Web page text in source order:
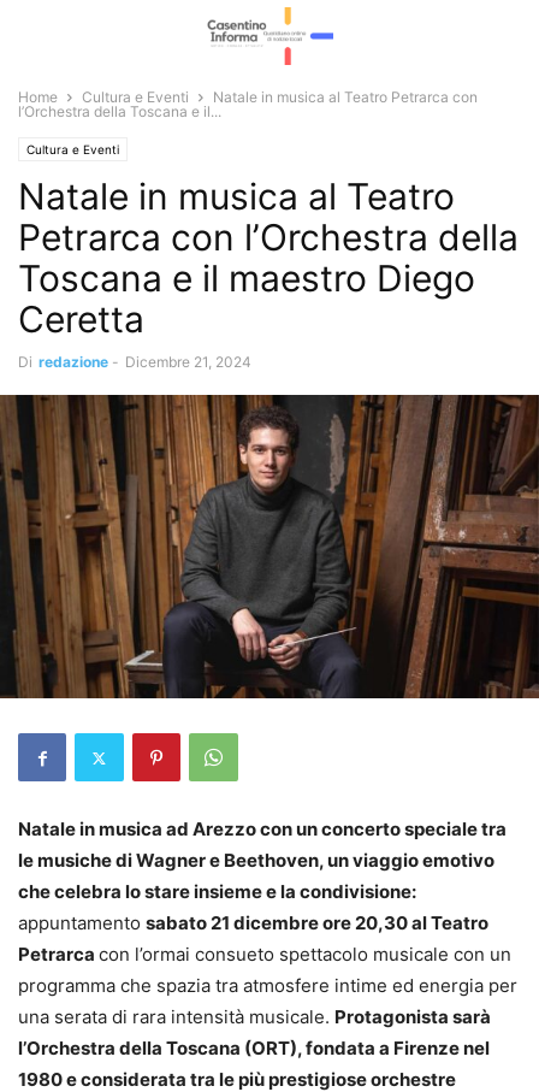
Home Cultura e Eventi
Natale in musica al Teatro Petrarca con
l’Orchestra della Toscana e il...
Cultura e Eventi
Natale in musica al Teatro
Petrarca con l’Orchestra della
Toscana e il maestro Diego
Ceretta
Di redazione - Dicembre 21, 2024
Natale in musica ad Arezzo con un concerto speciale tra
le musiche di Wagner e Beethoven, un viaggio emotivo
che celebra lo stare insieme e la condivisione:
appuntamento sabato 21 dicembre ore 20,30 al Teatro
Petrarca con l’ormai consueto spettacolo musicale con un
programma che spazia tra atmosfere intime ed energia per
una serata di rara intensità musicale. Protagonista sarà
l’Orchestra della Toscana (ORT), fondata a Firenze nel
1980 e considerata tra le più prestigiose orchestre